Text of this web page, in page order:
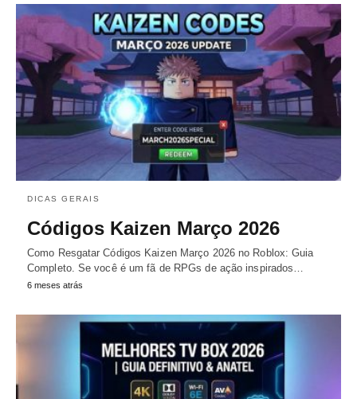
DICAS GERAIS
Códigos Kaizen Março 2026
Como Resgatar Códigos Kaizen Março 2026 no Roblox: Guia
Completo. Se você é um fã de RPGs de ação inspirados…
6 meses atrás